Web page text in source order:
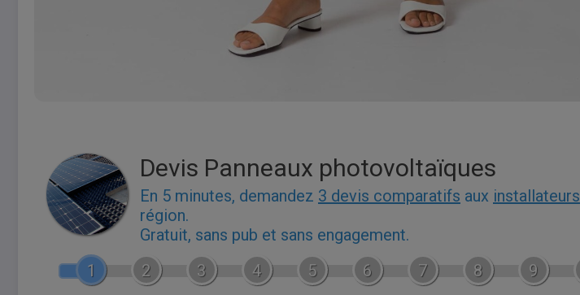
Devis Panneaux photovoltaïques
En 5 minutes, demandez 3 devis comparatifs aux installateurs
région.
Gratuit, sans pub et sans engagement.
1
2 3 4 5 6 7 8 9